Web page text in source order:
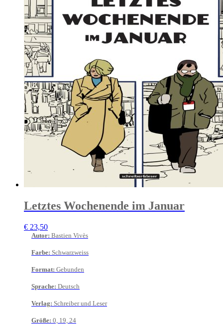
Letztes Wochenende im Januar
€ 23,50
Autor: Bastien Vivès
Farbe: Schwarzweiss
Format: Gebunden
Sprache: Deutsch
Verlag: Schreiber und Leser
Größe: 0, 19, 24